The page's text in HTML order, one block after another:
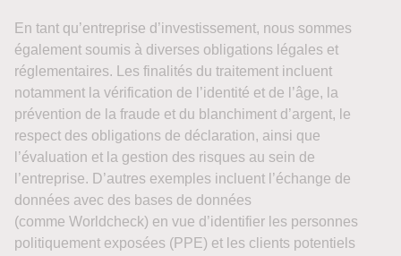
En tant qu’entreprise d’investissement, nous sommes
également soumis à diverses obligations légales et
réglementaires. Les finalités du traitement incluent
notamment la vérification de l’identité et de l’âge, la
prévention de la fraude et du blanchiment d’argent, le
respect des obligations de déclaration, ainsi que
l’évaluation et la gestion des risques au sein de
l’entreprise. D’autres exemples incluent l’échange de
données avec des bases de données
(comme Worldcheck) en vue d’identifier les personnes
politiquement exposées (PPE) et les clients potentiels